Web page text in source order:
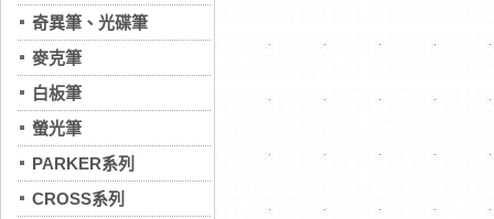
奇異筆、光碟筆
麥克筆
白板筆
螢光筆
PARKER系列
CROSS系列